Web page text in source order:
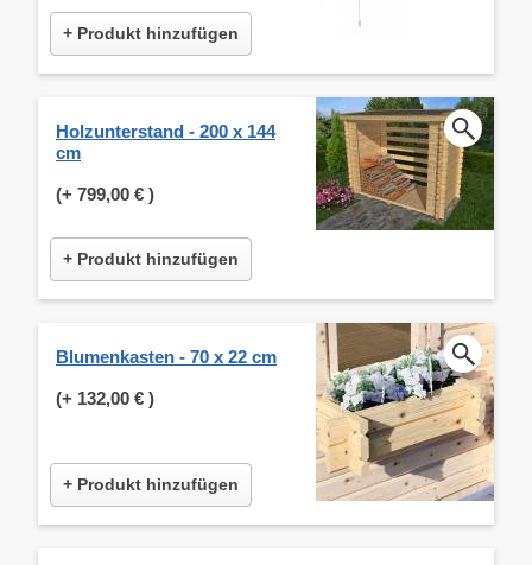
+ Produkt hinzufügen
Holzunterstand - 200 x 144
cm
(+ 799,00 € )
+ Produkt hinzufügen
Blumenkasten - 70 x 22 cm
(+ 132,00 € )
+ Produkt hinzufügen